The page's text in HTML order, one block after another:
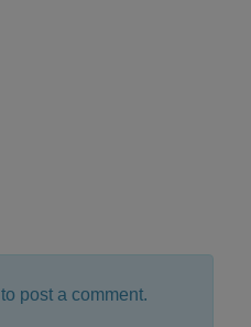
to post a comment.